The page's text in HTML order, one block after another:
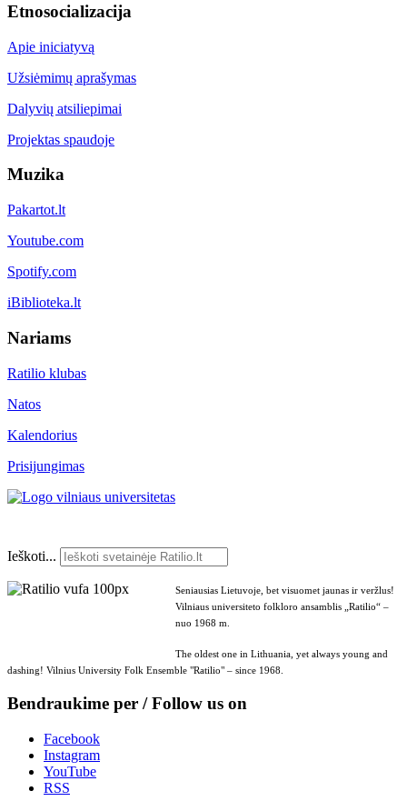
Etnosocializacija
Apie iniciatyvą
Užsiėmimų aprašymas
Dalyvių atsiliepimai
Projektas spaudoje
Muzika
Pakartot.lt
Youtube.com
Spotify.com
iBiblioteka.lt
Nariams
Ratilio klubas
Natos
Kalendorius
Prisijungimas
Ieškoti...
Seniausias Lietuvoje, bet visuomet jaunas ir veržlus!
Vilniaus universiteto folkloro ansamblis „Ratilio“ –
nuo 1968 m.
The oldest one in Lithuania, yet always young and
dashing! Vilnius University Folk Ensemble "Ratilio" – since 1968.
Bendraukime per / Follow us on
Facebook
Instagram
YouTube
RSS